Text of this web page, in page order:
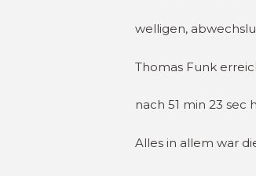
welligen,
Thomas Funk
nach 51 min 23 sec
Alles in allem war